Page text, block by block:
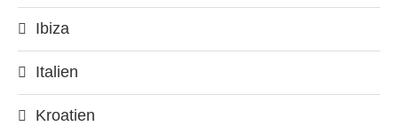
Ibiza
Italien
Kroatien